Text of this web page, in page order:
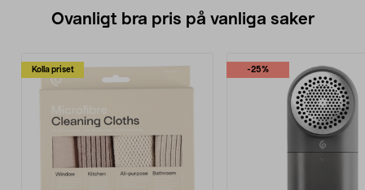
Ovanligt bra pris på vanliga saker
Kolla priset -25%